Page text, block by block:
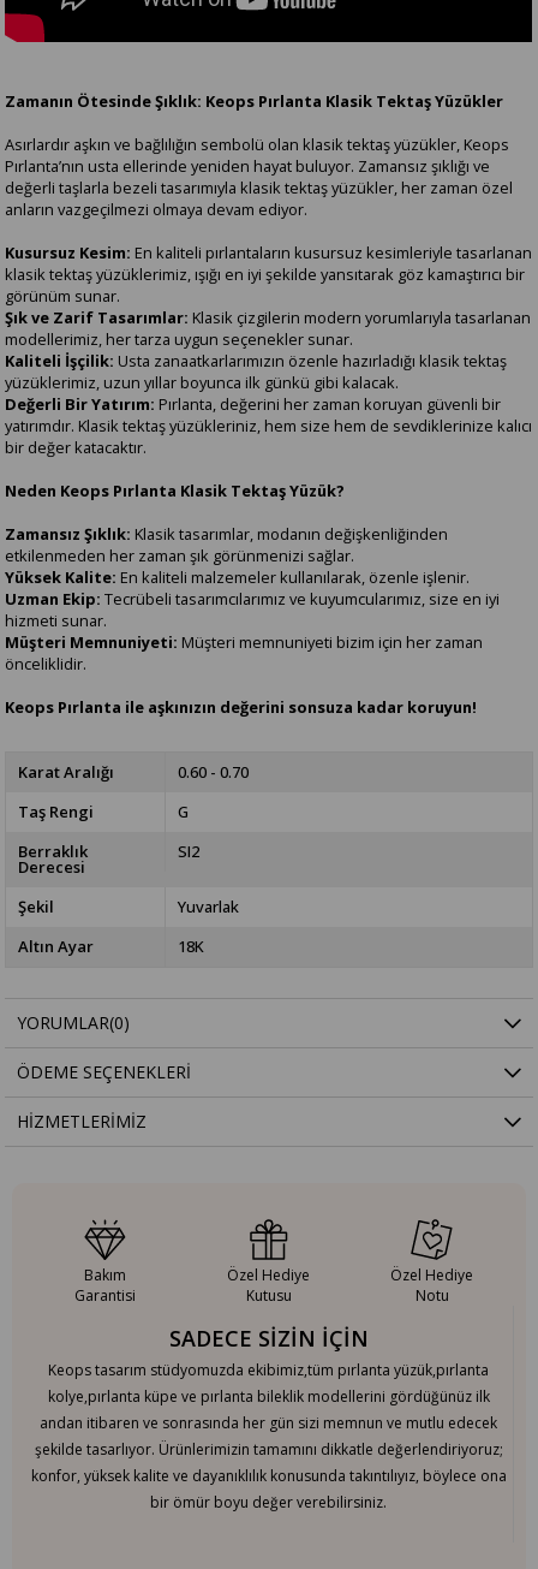
Zamanın Ötesinde Şıklık: Keops Pırlanta Klasik Tektaş Yüzükler
Asırlardır aşkın ve bağlılığın sembolü olan klasik tektaş yüzükler, Keops
Pırlanta’nın usta ellerinde yeniden hayat buluyor. Zamansız şıklığı ve
değerli taşlarla bezeli tasarımıyla klasik tektaş yüzükler, her zaman özel
anların vazgeçilmezi olmaya devam ediyor.
Kusursuz Kesim: En kaliteli pırlantaların kusursuz kesimleriyle tasarlanan
klasik tektaş yüzüklerimiz, ışığı en iyi şekilde yansıtarak göz kamaştırıcı bir
görünüm sunar.
Şık ve Zarif Tasarımlar: Klasik çizgilerin modern yorumlarıyla tasarlanan
modellerimiz, her tarza uygun seçenekler sunar.
Kaliteli İşçilik: Usta zanaatkarlarımızın özenle hazırladığı klasik tektaş
yüzüklerimiz, uzun yıllar boyunca ilk günkü gibi kalacak.
Değerli Bir Yatırım: Pırlanta, değerini her zaman koruyan güvenli bir
yatırımdır. Klasik tektaş yüzükleriniz, hem size hem de sevdiklerinize kalıcı
bir değer katacaktır.
Neden Keops Pırlanta Klasik Tektaş Yüzük?
Zamansız Şıklık: Klasik tasarımlar, modanın değişkenliğinden
etkilenmeden her zaman şık görünmenizi sağlar.
Yüksek Kalite: En kaliteli malzemeler kullanılarak, özenle işlenir.
Uzman Ekip: Tecrübeli tasarımcılarımız ve kuyumcularımız, size en iyi
hizmeti sunar.
Müşteri Memnuniyeti: Müşteri memnuniyeti bizim için her zaman
önceliklidir.
Keops Pırlanta ile aşkınızın değerini sonsuza kadar koruyun!
Karat Aralığı
0.60 - 0.70
Taş Rengi
G
Berraklık
Derecesi
SI2
Şekil
Yuvarlak
Altın Ayar
18K
YORUMLAR(0)
ÖDEME SEÇENEKLERI
HIZMETLERIMIZ
SADECE SİZİN İÇİN
Keops tasarım stüdyomuzda ekibimiz,tüm pırlanta yüzük,pırlanta
kolye,pırlanta küpe ve pırlanta bileklik modellerini gördüğünüz ilk
andan itibaren ve sonrasında her gün sizi memnun ve mutlu edecek
şekilde tasarlıyor. Ürünlerimizin tamamını dikkatle değerlendiriyoruz;
konfor, yüksek kalite ve dayanıklılık konusunda takıntılıyız, böylece ona
bir ömür boyu değer verebilirsiniz.
Bakım
Garantisi
Özel Hediye
Kutusu
Özel Hediye
Notu